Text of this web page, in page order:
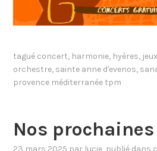
tagué concert, harmonie, hyères,
orchestre, sainte anne d'evenos,
provence méditerranée tpm
Nos
23 mars 2025 par lucie, publié dans